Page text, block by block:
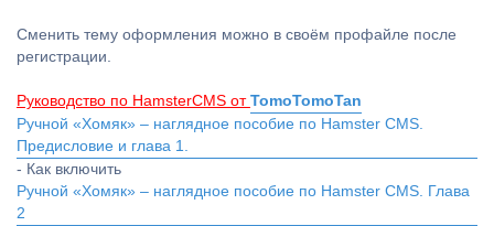
Сменить тему оформления можно в своём профайле после
регистрации.
Руководство по HamsterCMS от TomoTomoTan
Ручной «Хомяк» – наглядное пособие по Hamster CMS.
Предисловие и глава 1.
- Как включить
Ручной «Хомяк» – наглядное пособие по Hamster CMS. Глава
2